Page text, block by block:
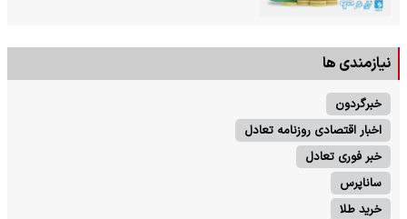
نیازمندی ها
خبرگردون
اخبار اقتصادی روزنامه تعادل
خبر فوری تعادل
ساناپرس
خرید طلا